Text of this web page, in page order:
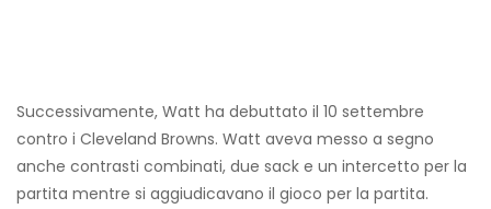
Successivamente, Watt ha debuttato il 10 settembre
contro i Cleveland Browns. Watt aveva messo a segno
anche contrasti combinati, due sack e un intercetto per la
partita mentre si aggiudicavano il gioco per la partita.